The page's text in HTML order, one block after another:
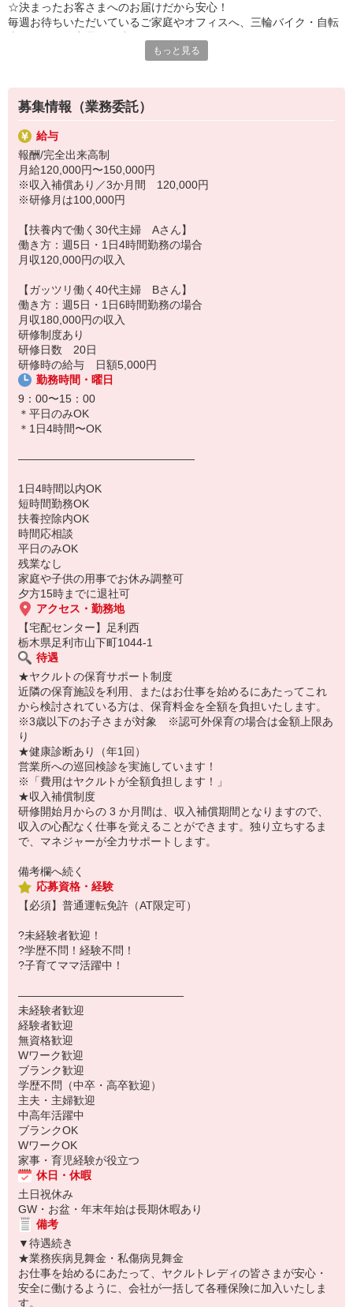
☆「ありがとう」をたくさんもらえるお仕事です！
☆ヤクルトだからこその強み！
■何より、知名度抜群の有名商品！
☆未経験歓迎！研修・サポートも充実！
「販売は未経験だけど…」「商品が覚えられるか不安…」などの
心配もいりません！
☆決まったお客さまへのお届けだから安心！
毎週お待ちいただいているご家庭やオフィスへ、三輪バイク・自転
＊1日あたりの配達は20〜30軒！
慣れてしまえばラクラク♪
☆ある1日の流れ 子育てママAさん（週5日勤務 扶養内 お子さま
2人：1歳/4歳）
8：40 出勤・出発準備
9：00 配達スタート！
午前中に決まったお客さま先を回り、センターに戻ります。
12：00 休憩・ランチ
14：00 売上集計・翌日準備
15：00 業務終了→帰宅
3人：10歳/12歳/16歳）
8：00 出勤・出発準備
8：30 配達スタート！
午前中に決まったお客さま先を回り、センターに戻ります。
12：00 休憩・ランチ
14：00 午後の配達→帰社
15：00 売上集計・翌日準備
16：00 業務終了 帰宅
もっと見る
募集情報（業務委託）
給与
報酬/完全出来高制
月給120,000円〜150,000円
※収入補償あり／3か月間 120,000円
※研修月は100,000円
【扶養内で働く30代主婦 Aさん】
働き方：週5日・1日4時間勤務の場合
月収120,000円の収入
【ガッツリ働く40代主婦 Bさん】
働き方：週5日・1日6時間勤務の場合
月収180,000円の収入
研修制度あり
研修日数 20日
研修時の給与 日額5,000円
勤務時間・曜日
9：00〜15：00
＊平日のみOK
＊1日4時間〜OK
――――――――――――――――
1日4時間以内OK
短時間勤務OK
扶養控除内OK
時間応相談
平日のみOK
残業なし
家庭や子供の用事でお休み調整可
夕方15時までに退社可
アクセス・勤務地
【宅配センター】足利西
栃木県足利市山下町1044-1
待遇
★ヤクルトの保育サポート制度
近隣の保育施設を利用、またはお仕事を始めるにあたってこれ
から検討されている方は、保育料金を全額を負担いたします。
※3歳以下のお子さまが対象 ※認可外保育の場合は金額上限あ
り
★健康診断あり（年1回）
営業所への巡回検診を実施しています！
※「費用はヤクルトが全額負担します！」
★収入補償制度
研修開始月からの 3 か月間は、収入補償期間となりますので、
収入の心配なく仕事を覚えることができます。独り立ちするま
で、マネジャーが全力サポートします。
備考欄へ続く
応募資格・経験
【必須】普通運転免許（AT限定可）
?未経験者歓迎！
?学歴不問！経験不問！
?子育てママ活躍中！
―――――――――――――――
未経験者歓迎
経験者歓迎
無資格歓迎
Wワーク歓迎
ブランク歓迎
学歴不問（中卒・高卒歓迎）
主夫・主婦歓迎
中高年活躍中
ブランクOK
WワークOK
家事・育児経験が役立つ
休日・休暇
土日祝休み
GW・お盆・年末年始は長期休暇あり
備考
▼待遇続き
★業務疾病見舞金・私傷病見舞金
お仕事を始めるにあたって、ヤクルトレディの皆さまが安心・
安全に働けるように、会社が一括して各種保険に加入いたしま
す。